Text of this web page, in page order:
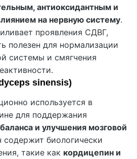
антиоксидантным и
на нервную систему.
проявления СДВГ,
полезен для нормализации
системы и смягчения
sinensis)
используется в
для поддержания
и улучшения мозговой
содержит биологически
такие как кордицепин и